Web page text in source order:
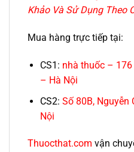
Khảo Và Sử Dụng Theo
Mua hàng trực tiếp tại:
CS1: nhà thuốc –
– Hà Nội
CS2: Số 80B, Nguyễn
Nội
Thuocthat.com vận